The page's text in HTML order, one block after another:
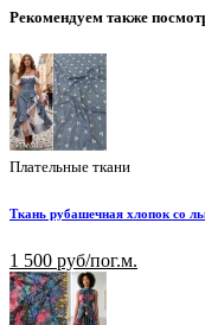
Рекомендуем также
Плательные ткани
Ткань рубашечная хлопок со
1 500 руб/пог.м.